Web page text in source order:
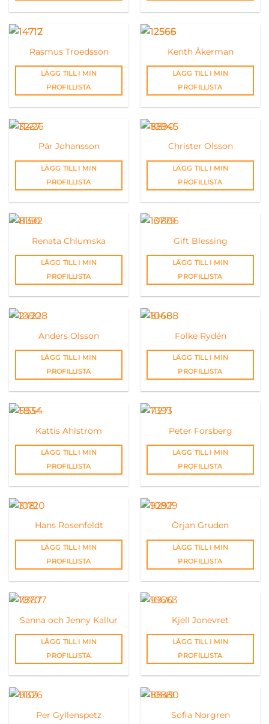
Rasmus Troedsson
LÄGG TILL I MIN
PROFILLISTA
Kenth Åkerman
LÄGG TILL I MIN
PROFILLISTA
Pär Johansson
LÄGG TILL I MIN
PROFILLISTA
Christer Olsson
LÄGG TILL I MIN
PROFILLISTA
Renata Chlumska
LÄGG TILL I MIN
PROFILLISTA
Gift Blessing
LÄGG TILL I MIN
PROFILLISTA
Anders Olsson
LÄGG TILL I MIN
PROFILLISTA
Folke Rydén
LÄGG TILL I MIN
PROFILLISTA
Kattis Ahlström
LÄGG TILL I MIN
PROFILLISTA
Peter Forsberg
LÄGG TILL I MIN
PROFILLISTA
Hans Rosenfeldt
LÄGG TILL I MIN
PROFILLISTA
Örjan Gruden
LÄGG TILL I MIN
PROFILLISTA
Sanna och Jenny Kallur
LÄGG TILL I MIN
PROFILLISTA
Kjell Jonevret
LÄGG TILL I MIN
PROFILLISTA
Per Gyllenspetz Sofia Norgren